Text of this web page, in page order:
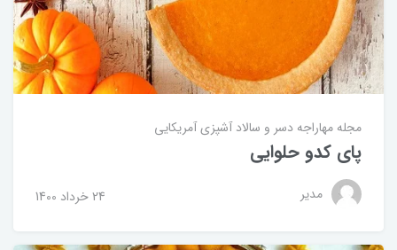
مجله مهاراجه دسر و سالادآشپزی آمریکایی
پای کدو حلوایی
مدیر 24 خرداد 1400